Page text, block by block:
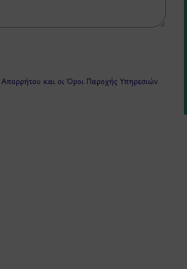
Απορρήτου και οιΌροι Παροχής Υπηρεσιών
νέα και τις